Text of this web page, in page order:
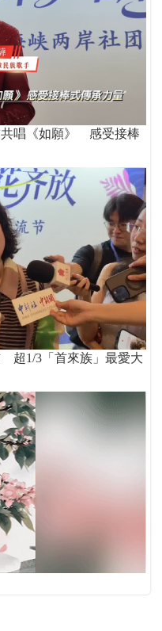
共唱《如願》 感受接棒
超1/3「首來族」最愛大